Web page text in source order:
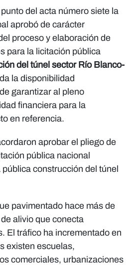
del acta número siete la
aprobó de carácter
proceso y elaboración de
para la licitación pública
del túnel sector Río Blanco-
la disponibilidad
garantizar al pleno
financiera para la
en referencia.
aprobar el pliego de
pública nacional
construcción del túnel
pavimentado hace más de
alivio que conecta
El tráfico ha incrementado en
existen escuelas,
comerciales, urbanizaciones